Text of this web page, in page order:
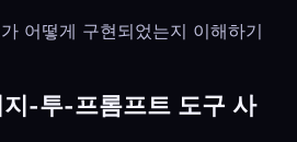
어떻게 구현되었는지 이해하기
-투-프롬프트 도구 사